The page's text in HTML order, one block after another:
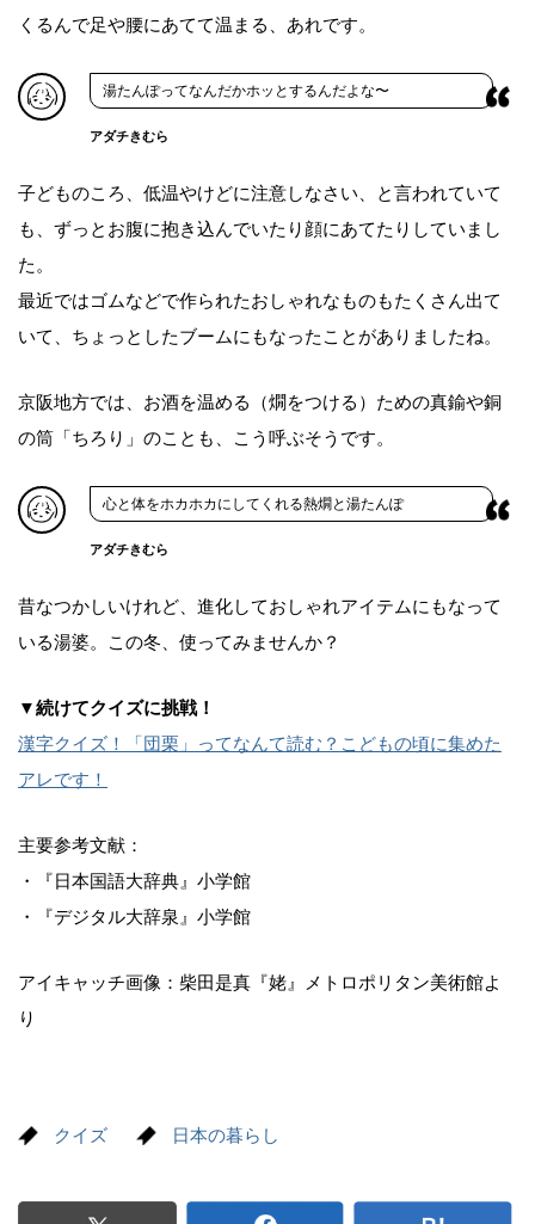
くるんで足や腰にあてて温まる、あれです。
湯たんぽってなんだかホッとするんだよな〜
アダチきむら
子どものころ、低温やけどに注意しなさい、と言われていて
も、ずっとお腹に抱き込んでいたり顔にあてたりしていまし
た。
最近ではゴムなどで作られたおしゃれなものもたくさん出て
いて、ちょっとしたブームにもなったことがありましたね。
京阪地方では、お酒を温める（燗をつける）ための真鍮や銅
の筒「ちろり」のことも、こう呼ぶそうです。
心と体をホカホカにしてくれる熱燗と湯たんぽ
アダチきむら
昔なつかしいけれど、進化しておしゃれアイテムにもなって
いる湯婆。この冬、使ってみませんか？
▼続けてクイズに挑戦！
漢字クイズ！「団栗」ってなんて読む？こどもの頃に集めた
アレです！
主要参考文献：
・『日本国語大辞典』小学館
・『デジタル大辞泉』小学館
アイキャッチ画像：柴田是真『姥』メトロポリタン美術館よ
り
クイズ 日本の暮らし